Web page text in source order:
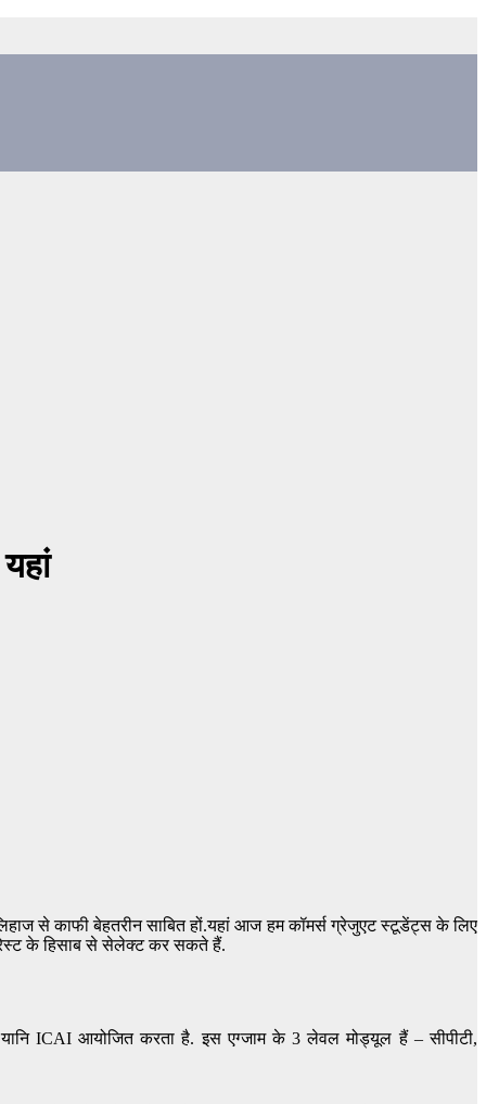
से काफी बेहतरीन साबित हों.यहां आज हम कॉमर्स ग्रेजुएट स्टूडेंट्स के लिए
के हिसाब से सेलेक्ट कर सकते हैं.
ICAI आयोजित करता है. इस एग्जाम के 3 लेवल मोड्यूल हैं – सीपीटी,